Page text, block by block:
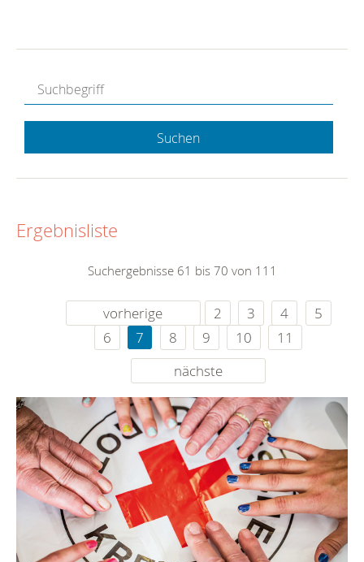
Suchen
Ergebnisliste
Suchergebnisse 61 bis 70 von 111
vorherige 2 3 4
5
6
7 8 9 10
11
nächste